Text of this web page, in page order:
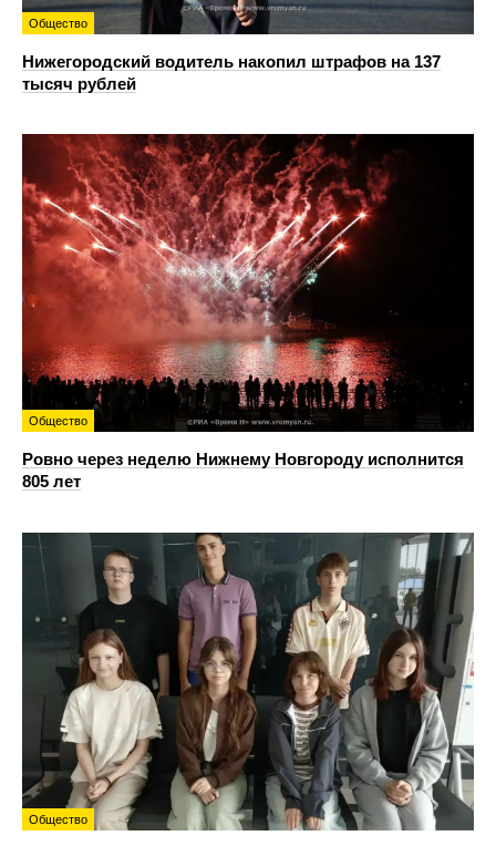
Общество
Нижегородский водитель накопил штрафов на 137
тысяч рублей
Общество
Ровно через неделю Нижнему Новгороду исполнится
805 лет
Общество